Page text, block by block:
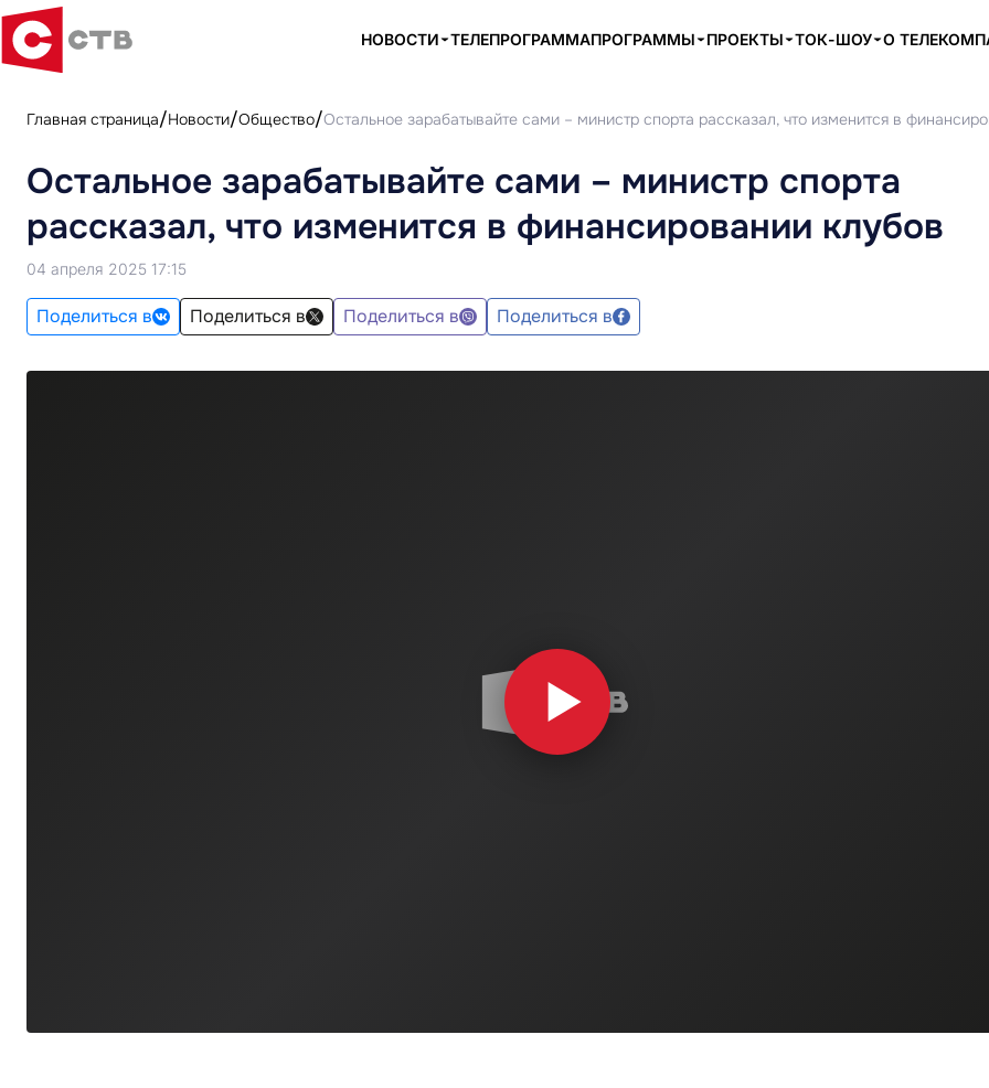
НОВОСТИ ТЕЛЕПРОГРАММАПРОГРАММЫ ПРОЕКТЫ ТОК-ШОУ О
Главная страница Новости Общество Остальное зарабатывайте сами – министр спорта рассказал, что изменится в
Остальное зарабатывайте сами – министр спорта
рассказал, что изменится в финансировании клубов
04 апреля 2025 17:15
Поделиться в Поделиться в Поделиться в Поделиться в